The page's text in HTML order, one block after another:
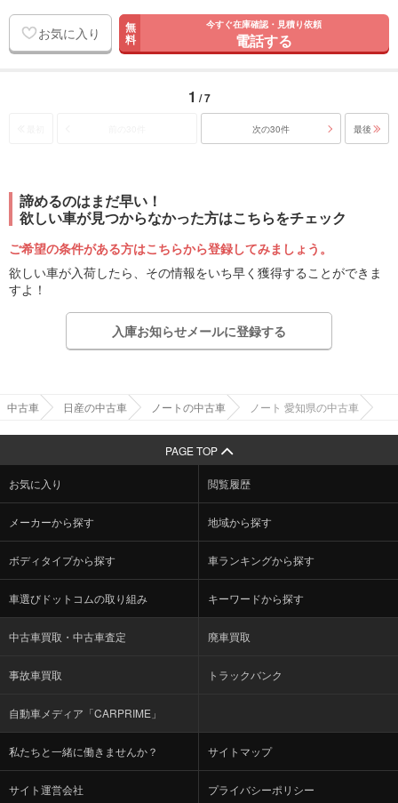
お気に入り 無
料
今すぐ在庫確認・見積り依頼
電話する
1 / 7
次の30件 最後
諦めるのはまだ早い！
欲しい車が見つからなかった方はこちらをチェック
ご希望の条件がある方はこちらから登録してみましょう。
欲しい車が入荷したら、その情報をいち早く獲得することができま
すよ！
入庫お知らせメールに登録する
中古車 日産の中古車 ノートの中古車 ノート 愛知県の中古車
PAGE TOP
お気に入り 閲覧履歴
メーカーから探す 地域から探す
ボディタイプから探す 車ランキングから探す
車選びドットコムの取り組み キーワードから探す
中古車買取・中古車査定 廃車買取
事故車買取 トラックバンク
自動車メディア「CARPRIME」
私たちと一緒に働きませんか？ サイトマップ
サイト運営会社 プライバシーポリシー